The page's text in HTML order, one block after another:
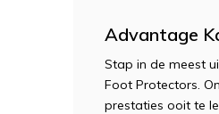
Advantage
Stap in de meest
Foot Protectors.
prestaties ooit te